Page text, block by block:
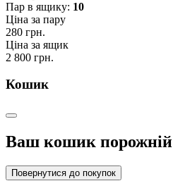
Пар в ящику: 10
Ціна за пару
280 грн.
Ціна за ящик
2 800 грн.
Кошик
Ваш кошик порожній
Повернутися до покупок